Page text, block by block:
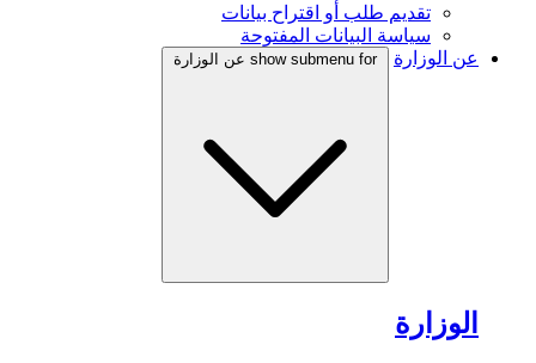
تقديم طلب أو اقتراح بيانات
سياسة البيانات المفتوحة
عن الوزارة
show submenu for عن الوزارة
الوزارة